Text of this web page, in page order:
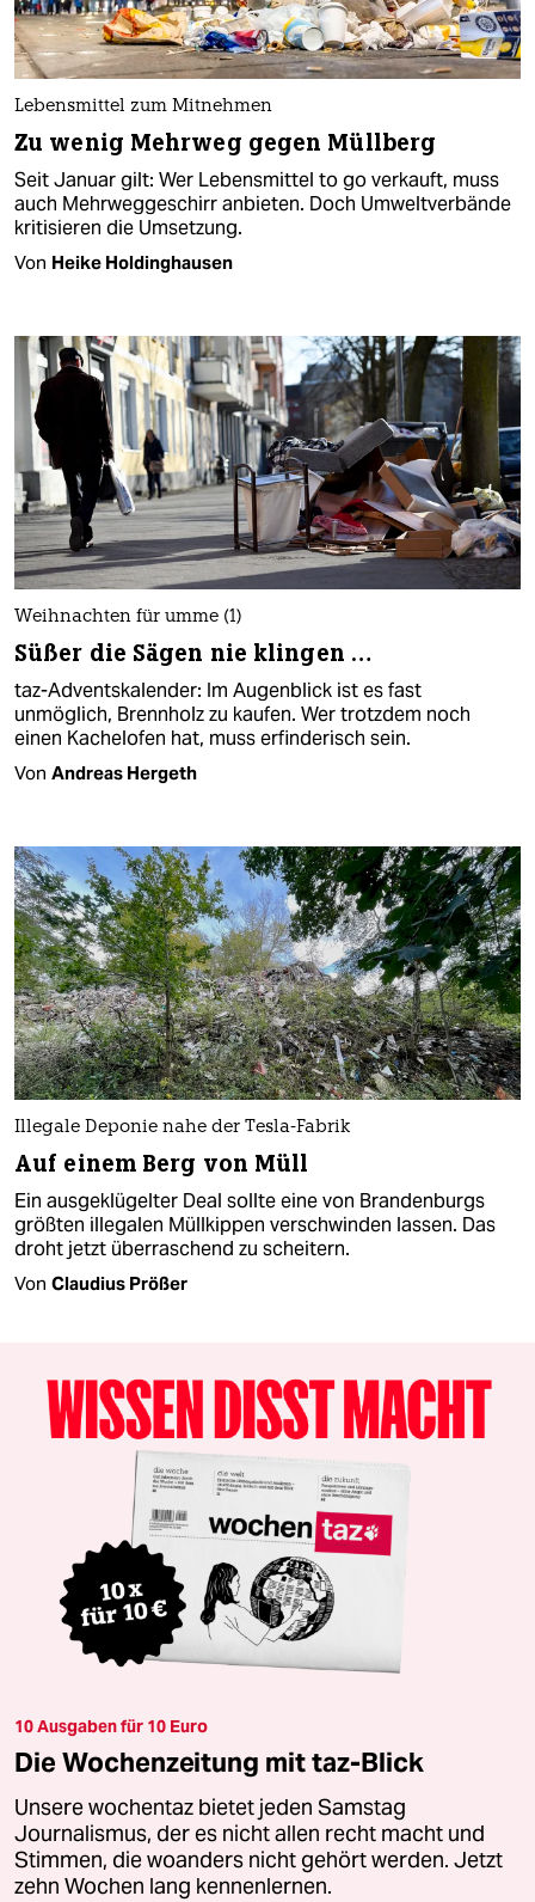
Lebensmittel zum Mitnehmen
Zu wenig Mehrweg gegen Müllberg
Seit Januar gilt: Wer Lebensmittel to go verkauft, muss
auch Mehrweggeschirr anbieten. Doch Umweltverbände
kritisieren die Umsetzung.
Von Heike Holdinghausen
Weihnachten für umme (1)
Süßer die Sägen nie klingen …
taz-Adventskalender: Im Augenblick ist es fast
unmöglich, Brennholz zu kaufen. Wer trotzdem noch
einen Kachelofen hat, muss erfinderisch sein.
Von Andreas Hergeth
Illegale Deponie nahe der Tesla-Fabrik
Auf einem Berg von Müll
Ein ausgeklügelter Deal sollte eine von Brandenburgs
größten illegalen Müllkippen verschwinden lassen. Das
droht jetzt überraschend zu scheitern.
Von Claudius Prößer
10 Ausgaben für 10 Euro
Die Wochenzeitung mit taz-Blick
Unsere wochentaz bietet jeden Samstag
Journalismus, der es nicht allen recht macht und
Stimmen, die woanders nicht gehört werden. Jetzt
zehn Wochen lang kennenlernen.